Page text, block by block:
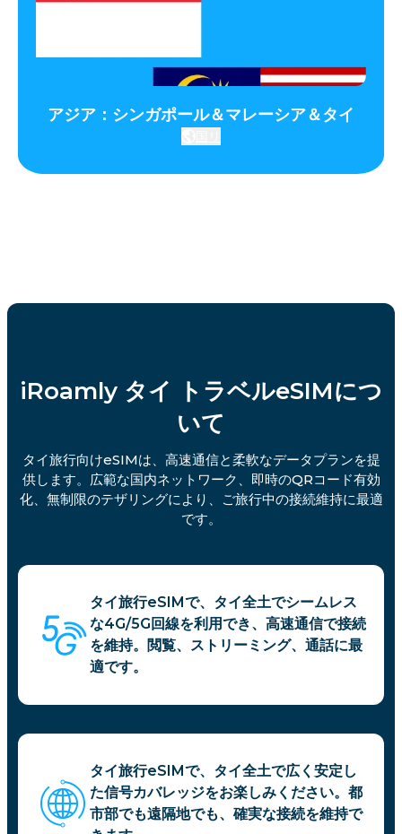
アジア：シンガポール＆マレーシア＆タイ
iRoamly タイ トラベルeSIMにつ
いて
タイ旅行向けeSIMは、高速通信と柔軟なデータプランを提
供します。広範な国内ネットワーク、即時のQRコード有効
化、無制限のテザリングにより、ご旅行中の接続維持に最適
です。
タイ旅行eSIMで、タイ全土でシームレス
な4G/5G回線を利用でき、高速通信で接続
を維持。閲覧、ストリーミング、通話に最
適です。
タイ旅行eSIMで、タイ全土で広く安定し
た信号カバレッジをお楽しみください。都
市部でも遠隔地でも、確実な接続を維持で